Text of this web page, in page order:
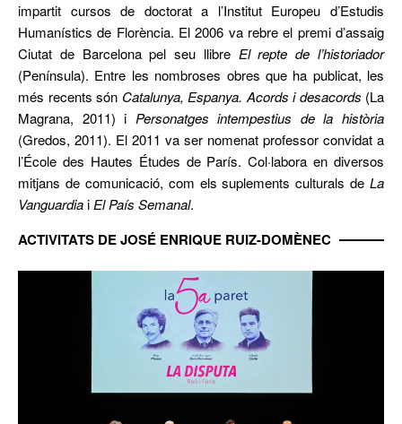
impartit cursos de doctorat a l’Institut Europeu d’Estudis
Humanístics de Florència. El 2006 va rebre el premi d’assaig
Ciutat de Barcelona pel seu llibre El repte de l’historiador
(Península). Entre les nombroses obres que ha publicat, les
més recents són Catalunya, Espanya. Acords i desacords (La
Magrana, 2011) i Personatges intempestius de la història
(Gredos, 2011). El 2011 va ser nomenat professor convidat a
l’École des Hautes Études de París. Col·labora en diversos
mitjans de comunicació, com els suplements culturals de La
Vanguardiai El País Semanal.
ACTIVITATS DE JOSÉ ENRIQUE RUIZ-DOMÈNEC